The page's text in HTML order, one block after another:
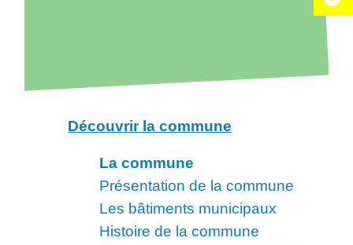
Découvrir la commune
La commune
Présentation de la commune
Les bâtiments municipaux
Histoire de la commune